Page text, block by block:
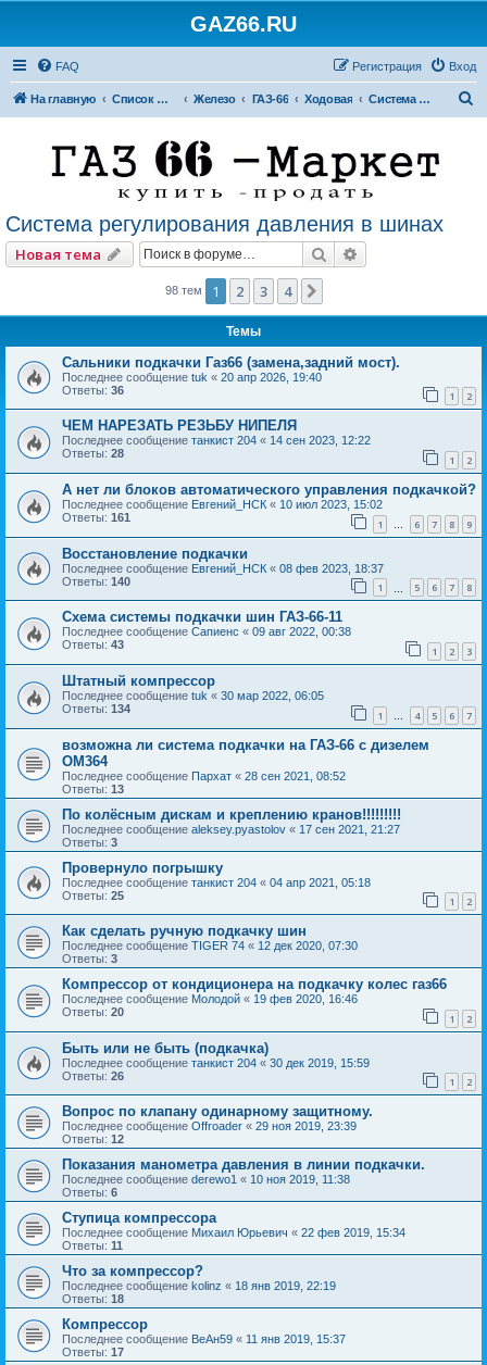
GAZ66.RU
FAQ Вход
Регистрация
На главную Список форумов Железо ГАЗ-66 Ходовая Система регулирования давления в шинах
Система регулирования давления в шинах
Новая тема Поиск
98 тем 1 2 3 4
Темы
Сальники подкачки Газ66 (замена,задний мост).
Последнее сообщение tuk « 20 апр 2026, 19:40
Ответы: 36 1 2
ЧЕМ НАРЕЗАТЬ РЕЗЬБУ НИПЕЛЯ
Последнее сообщение танкист 204 « 14 сен 2023, 12:22
Ответы: 28 1 2
А нет ли блоков автоматического управления подкачкой?
Последнее сообщение Евгений_НСК « 10 июл 2023, 15:02
Ответы: 161 1 … 6 7 8 9
Восстановление подкачки
Последнее сообщение Евгений_НСК « 08 фев 2023, 18:37
Ответы: 140 1 5 6 7 8
Схема системы подкачки шин ГАЗ-66-11
Последнее сообщение Сапиенс « 09 авг 2022, 00:38
Ответы: 43 1 2 3
Штатный компрессор
Последнее сообщение tuk « 30 мар 2022, 06:05
Ответы: 134 1 4 5 6 7
возможна ли система подкачки на ГАЗ-66 с дизелем
ОМ364
Последнее сообщение Пархат « 28 сен 2021, 08:52
Ответы: 13
По колёсным дискам и креплению кранов!!!!!!!!!
Последнее сообщение aleksey.pyastolov « 17 сен 2021, 21:27
Ответы: 3
Провернуло погрышку
Последнее сообщение танкист 204 « 04 апр 2021, 05:18
Ответы: 25 1 2
Как сделать ручную подкачку шин
Последнее сообщение TIGER 74 « 12 дек 2020, 07:30
Ответы: 3
Компрессор от кондиционера на подкачку колес газ66
Последнее сообщение Молодой « 19 фев 2020, 16:46
Ответы: 20 1 2
Быть или не быть (подкачка)
Последнее сообщение танкист 204 « 30 дек 2019, 15:59
Ответы: 26 1 2
Вопрос по клапану одинарному защитному.
Последнее сообщение Offroader « 29 ноя 2019, 23:39
Ответы: 12
Показания манометра давления в линии подкачки.
Последнее сообщение derewo1 « 10 ноя 2019, 11:38
Ответы: 6
Ступица компрессора
Последнее сообщение Михаил Юрьевич « 22 фев 2019, 15:34
Ответы: 11
Что за компрессор?
Последнее сообщение kolinz « 18 янв 2019, 22:19
Ответы: 18
Компрессор
Последнее сообщение ВеАн59 « 11 янв 2019, 15:37
Ответы: 17